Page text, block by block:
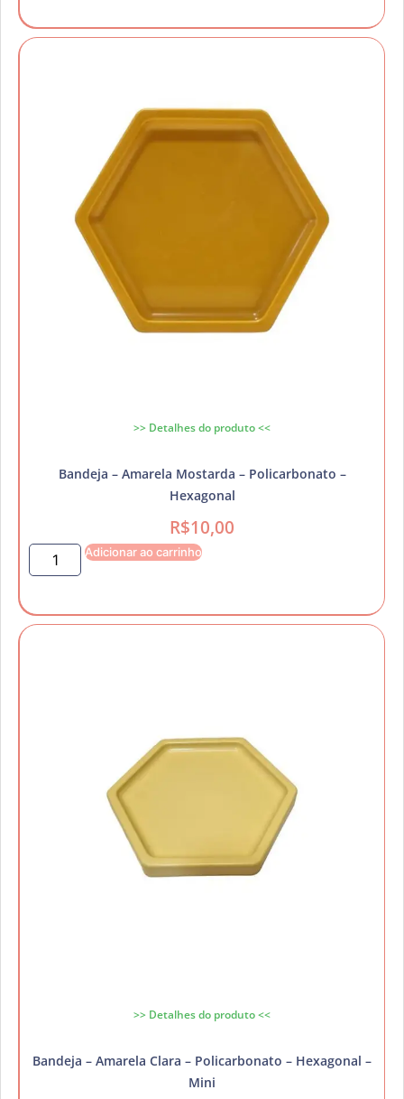
>> Detalhes do produto <<
Bandeja – Amarela Mostarda – Policarbonato –
Hexagonal
R$10,00
Adicionar ao carrinho
>> Detalhes do produto <<
Bandeja – Amarela Clara – Policarbonato – Hexagonal –
Mini